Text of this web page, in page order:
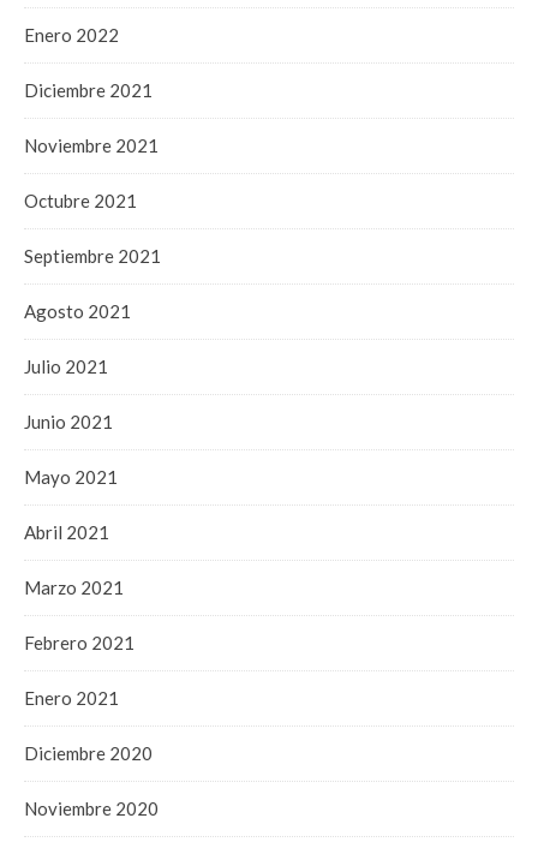
Enero 2022
Diciembre 2021
Noviembre 2021
Octubre 2021
Septiembre 2021
Agosto 2021
Julio 2021
Junio 2021
Mayo 2021
Abril 2021
Marzo 2021
Febrero 2021
Enero 2021
Diciembre 2020
Noviembre 2020